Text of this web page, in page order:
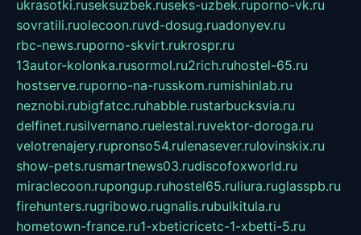
ukrasotki.ruseksuzbek.ruseks-uzbek.ruporno-vk.ru
sovratili.ruolecoon.ruvd-dosug.ruadonyev.ru
rbc-news.ruporno-skvirt.rukrospr.ru
13autor-kolonka.rusormol.ru2rich.ruhostel-65.ru
hostserve.ruporno-na-russkom.rumishinlab.ru
neznobi.rubigfatcc.ruhabble.rustarbucksvia.ru
delfinet.rusilvernano.ruelestal.ruvektor-doroga.ru
velotrenajery.rupronso54.rulenasever.rulovinskix.ru
show-pets.rusmartnews03.rudiscofoxworld.ru
miraclecoon.rupongup.ruhostel65.ruliura.ruglasspb.ru
firehunters.rugribowo.rugnalis.rubulkitula.ru
hometown-france.ru1-xbeticricetc-1-xbetti-5.ru